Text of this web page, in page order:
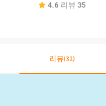
4.6 리뷰 35
리뷰(32)